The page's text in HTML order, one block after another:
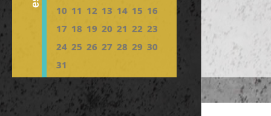
10 11 12 13 14 15 16
17 18 19 20 21 22 23
24 25 26 27 28 29 30
31
Jakab-
főtéren -
- a város
18:00
19:30 utazás
4. nap
templom -
Ferences